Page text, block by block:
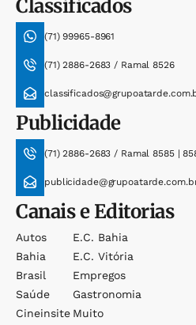
Classificados
(71) 99965-8961
(71) 2886-2683 / Ramal 8526
Publicidade
(71) 2886-2683 / Ramal 8585 |
Canais e Editorias
Autos
Bahia
Brasil
Saúde
Cineinsite
E.c. Bahia
E.c. Vitória
Empregos
Gastronomia
Muito